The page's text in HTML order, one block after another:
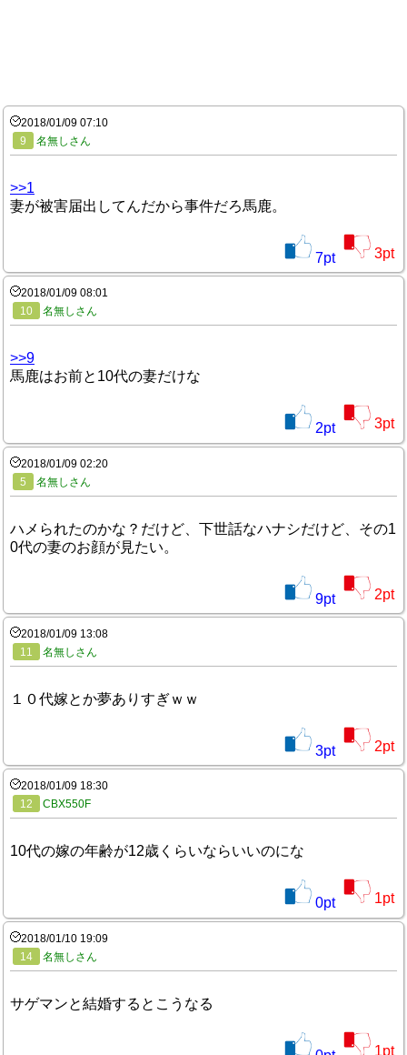
2018/01/09 07:10
9
名無しさん
>>1
妻が被害届出してんだから事件だろ馬鹿。
7pt 3pt
2018/01/09 08:01
10
名無しさん
>>9
馬鹿はお前と10代の妻だけな
2pt 3pt
2018/01/09 02:20
5
名無しさん
ハメられたのかな？だけど、下世話なハナシだけど、その1
0代の妻のお顔が見たい。
9pt 2pt
2018/01/09 13:08
11
名無しさん
１０代嫁とか夢ありすぎｗｗ
3pt 2pt
2018/01/09 18:30
12
CBX550F
10代の嫁の年齢が12歳くらいならいいのにな
0pt 1pt
2018/01/10 19:09
14
名無しさん
サゲマンと結婚するとこうなる
1pt